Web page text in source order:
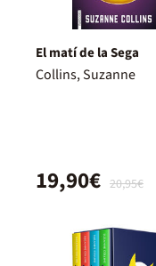
El matí de la Sega
Collins, Suzanne
20,95€
19,90€